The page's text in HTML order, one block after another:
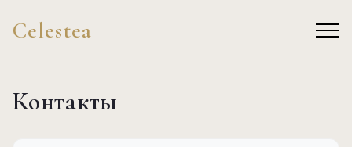
Celestea
Контакты